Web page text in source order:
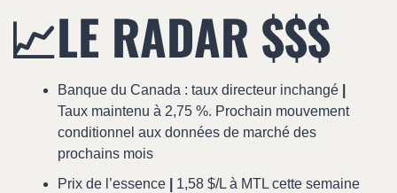
📈LE RADAR $$$
Banque du Canada : taux directeur inchangé
Taux maintenu à 2,75 %. Prochain mouvement
conditionnel aux données de marché des
prochains mois
Prix de l’essence
1,58 $/L à MTL cette semaine